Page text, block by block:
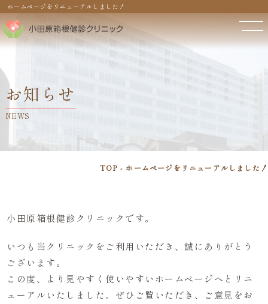
ホームページをリニューアルしました！
お知らせ
NEWS
TOP ホームページをリニューアルしました！
小田原箱根健診クリニックです。
いつも当クリニックをご利用いただき、誠にありがとう
ございます。
この度、より見やすく使いやすいホームページへとリニ
ューアルいたしました。ぜひご覧いただき、ご意見をお